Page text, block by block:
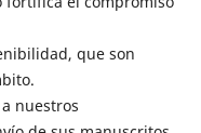
que son
nuestros